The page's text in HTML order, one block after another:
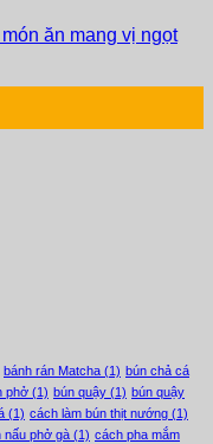
ăn mang vị ngọt
bánh rán Matcha (1) bún chả cá
phở (1) bún quậy (1) bún quậy
(1) cách làm bún thịt nướng (1)
nấu phở gà (1) cách pha mắm